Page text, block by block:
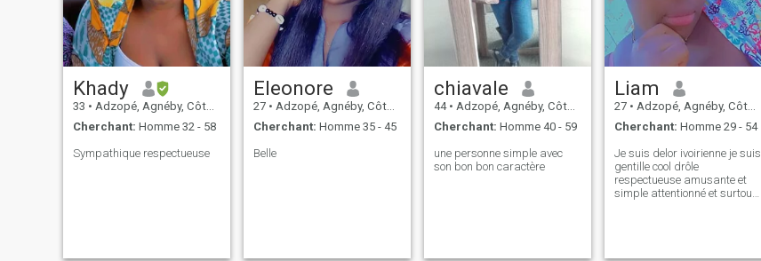
Khady
33 • Adzopé, Agnéby, Côte d'ivoire
Cherchant: Homme 32 - 58
Sympathique respectueuse
Eleonore
27 • Adzopé, Agnéby, Côte d'ivoire
Cherchant: Homme 35 - 45
Belle
chiavale
44 • Adzopé, Agnéby, Côte d'ivoire
Cherchant: Homme 40 - 59
une personne simple avec
son bon bon caractère
Liam
27 • Adzopé, Agnéby, Côte d'ivoire
Cherchant: Homme 29 - 54
Je suis delor ivoirienne je suis
gentille cool drôle
respectueuse amusante et
simple attentionné et surtout